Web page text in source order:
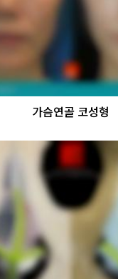
가슴연골 코성형